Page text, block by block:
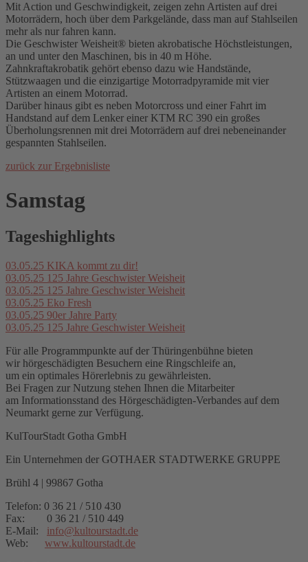
Mit Action und Geschwindigkeit, zeigen zehn Artisten auf drei
Motorrädern, hoch über dem Parkgelände, dass man auf Stahlseilen
mehr als nur fahren kann.
Die Geschwister Weisheit® bieten akrobatische Höchstleistungen,
an und unter den Maschinen, bis in 40 m Höhe.
Zahnkraftakrobatik gehört ebenso dazu wie Handstände,
Stützwaagen und die einzigartige Motorradpyramide mit vier
Artisten an einem Motorrad.
Darüber hinaus gibt es neben Motorcross und einer Fahrt im
Handstand auf dem Lenker einer KTM RC 390 ein großes
Überholungsrennen mit drei Motorrädern auf drei nebeneinander
gespannten Stahlseilen.
zurück zur Ergebnisliste
Samstag
Tageshighlights
03.05.25 KIKA kommt zu dir!
03.05.25 125 Jahre Geschwister Weisheit
03.05.25 125 Jahre Geschwister Weisheit
03.05.25 Eko Fresh
03.05.25 90er Jahre Party
03.05.25 125 Jahre Geschwister Weisheit
Für alle Programmpunkte auf der Thüringenbühne bieten
wir hörgeschädigten Besuchern eine Ringschleife an,
um ein optimales Hörerlebnis zu gewährleisten.
Bei Fragen zur Nutzung stehen Ihnen die Mitarbeiter
am Informationsstand des Hörgeschädigten-Verbandes auf dem
Neumarkt gerne zur Verfügung.
KulTourStadt Gotha GmbH
Ein Unternehmen der GOTHAER STADTWERKE GRUPPE
Brühl 4 | 99867 Gotha
Telefon: 0 36 21 / 510 430
Fax: 0 36 21 / 510 449
E-Mail: info@kultourstadt.de
Web: www.kultourstadt.de